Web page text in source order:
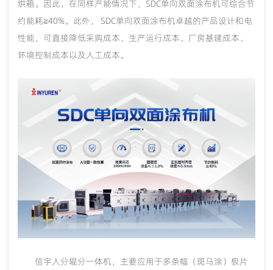
烘箱。因此，在同样产能情况下，SDC单向双面涂布机可综合节
约能耗≧40%。此外， SDC单向双面涂布机卓越的产品设计和电
性能，可直接降低采购成本、生产运行成本、厂房基建成本、
环境控制成本以及人工成本。
信宇人分辊分一体机 ，主要应用于多条幅（斑马涂）极片